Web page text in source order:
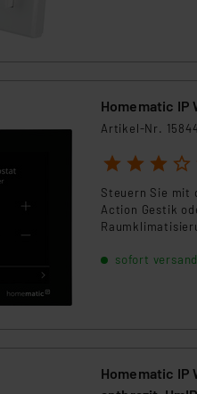
Homematic IP
Artikel-Nr.
1 2 3 4
Steuern Sie mit
Action Gestik
Fenster- und
sofort
Homematic IP